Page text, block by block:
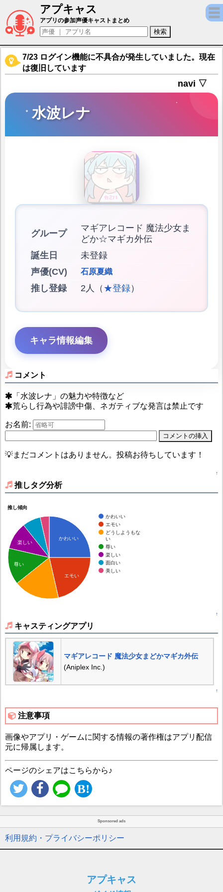
アプキャス
水波レナ（声優：石原夏織)【マギアレコー
アプリの参加声優キャストまとめ
7/23 ログイン機能に不具合が発生していました。現在
は復旧しています
navi ▽
水波レナ
グループ
マギアレコード 魔法少女ま
どか☆マギカ外伝
誕生日
未登録
声優(CV)
石原夏織
推し登録 2人（ ★登録）
キャラ情報編集
コメント
「水波レナ」の魅力や特徴など
荒らし行為や誹謗中傷、ネガティブな発言は禁止です
お名前:
💡まだコメントはありません。投稿お待ちしています！
↑
推しタグ分析
推し傾向
かわいい
エモい
どうしようもな
い
尊い
楽しい
面白い
美しい
かわいい
エモい
楽しい
尊い
↑
キャスティングアプリ
マギアレコード 魔法少女まどかマギカ外伝
(Aniplex Inc.)
↑
注意事項
画像やアプリ・ゲームに関する情報の著作権はアプリ配信
元に帰属します。
ページのシェアはこちらから♪
Sponsored ads
利用規約・プライバシーポリシー
アプキャス